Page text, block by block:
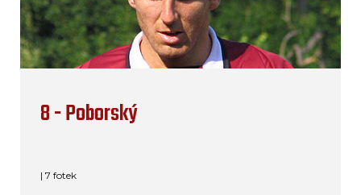
8 - Poborský
| 7 fotek